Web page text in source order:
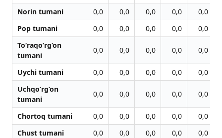
Norin tumani 0,0 0,0 0,0 0,0
0,0
Pop tumani
0,0 0,0 0,0 0,0
0,0
To‘raqo‘rg‘on
tumani
0,0 0,0 0,0 0,0 0,0
Uychi tumani 0,0 0,0 0,0 0,0
0,0
Uchqo‘rg‘on
tumani
0,0 0,0 0,0 0,0 0,0
Chortoq tumani 0,0 0,0 0,0 0,0
0,0
Chust tumani
0,0 0,0 0,0 0,0
0,0